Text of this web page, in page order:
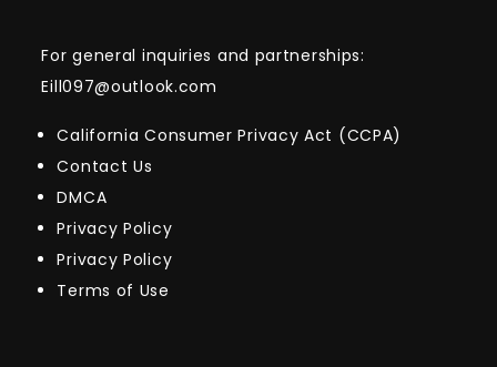
For general inquiries and partnerships:
Eill097@outlook.com
California Consumer Privacy Act (CCPA)
Contact Us
DMCA
Privacy Policy
Privacy Policy
Terms of Use